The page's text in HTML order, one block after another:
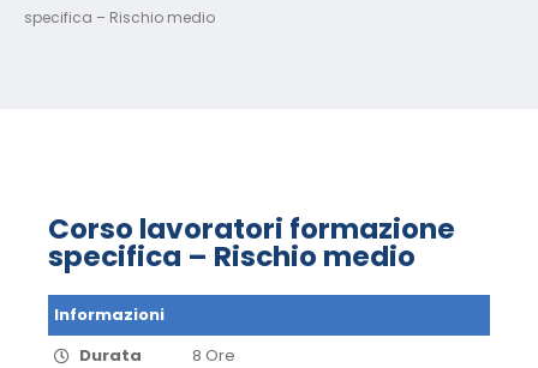
specifica – Rischio medio
Corso lavoratori formazione
specifica – Rischio medio
Informazioni
Durata
8 Ore